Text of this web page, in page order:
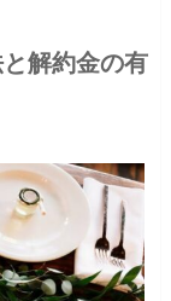
解約金の有